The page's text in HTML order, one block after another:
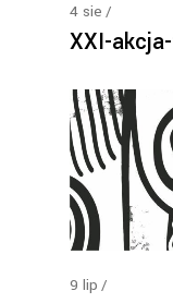
4 sie
XXI-
9 lip